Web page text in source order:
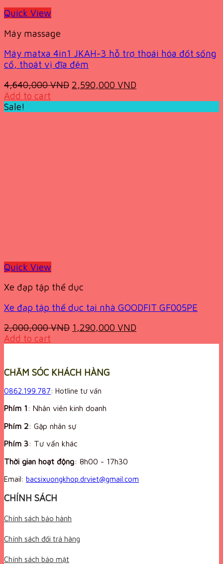
Quick View
Máy massage
Máy matxa 4in1 JKAH-3 hỗ trợ thoái hóa đốt sống
cổ, thoát vị đĩa đệm
4,640,000VND Original
2,590,000 VND
Add to cart
Sale!
Quick View
Xe đạp tập thể dục
Xe đạp tập thể dục tại nhà GOODFIT GF005PE
2,000,000VND Original
1,290,000 VND
Add to cart
CHĂM SÓC KHÁCH HÀNG
0862.199.787: Hotline tư vấn
Phím 1: Nhân viên kinh doanh
Phím 2: Gặp nhân sự
Phím 3: Tư vấn khác
Thời gian hoạt động: 8h00 - 17h30
Email: bacsixuongkhop.drviet@gmail.com
CHÍNH SÁCH
Chính sách bảo hành
Chính sách đổi trả hàng
Chính sách bảo mật